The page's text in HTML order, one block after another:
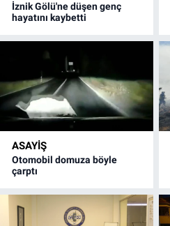
İznik Gölü'ne düşen genç
hayatını kaybetti
ASAYİŞ
Otomobil domuza böyle
çarptı